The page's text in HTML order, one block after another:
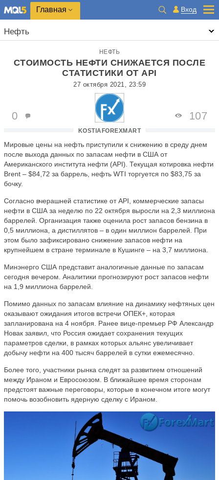
Главная Вход
Нефть
НЕФТЬ
СТОИМОСТЬ НЕФТИ СНИЖАЕТСЯ ПОСЛЕ
СТАТИСТИКИ ОТ API
27 октября 2021, 23:59
KOSTIAFOREXMART
0 107
Мировые цены на нефть приступили к снижению в среду днем
после выхода данных по запасам нефти в США от
Американского института нефти (API). Текущая котировка нефти
Brent – $84,72 за баррель, нефть WTI торгуется по $83,75 за
бочку.
Согласно вчерашней статистике от API, коммерческие запасы
нефти в США за неделю по 22 октября выросли на 2,3 миллиона
баррелей. Организация также оценила рост запасов бензина в
0,5 миллиона, а дистиллятов – в один миллион баррелей. При
этом было зафиксировано снижение запасов нефти на
крупнейшем в стране терминале в Кушинге – на 3,7 миллиона.
Минэнерго США представит аналогичные данные по запасам
сегодня вечером. Аналитики прогнозируют рост запасов нефти
на 1,9 миллиона баррелей.
Помимо данных по запасам влияние на динамику нефтяных цен
оказывают ожидания итогов встречи ОПЕК+, которая
запланирована на 4 ноября. Ранее вице-премьер РФ Александр
Новак заявил, что Россия ожидает сохранения текущих
параметров сделки, в рамках которых альянс увеличивает
добычу нефти на 400 тысяч баррелей в сутки ежемесячно.
Более того, участники рынка следят за развитием отношений
между Ираном и Евросоюзом. В ближайшее время сторонам
предстоят важные переговоры, которые в конечном итоге могут
помочь возобновить ядерную сделку с Ираном.